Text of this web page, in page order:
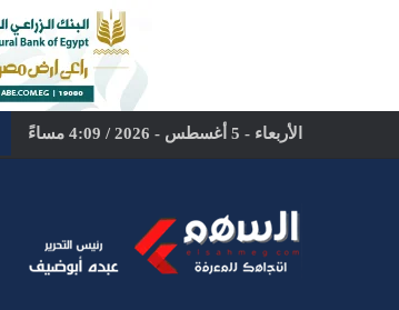
الأربعاء - 5 أغسطس - 2026 / 4:09 مساءً